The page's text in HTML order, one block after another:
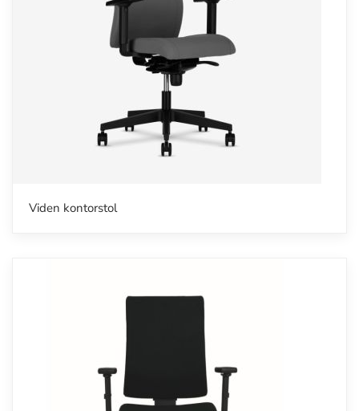
Viden kontorstol